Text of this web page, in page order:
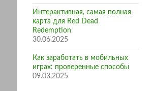
Интерактивная, самая полная
карта для Red Dead
Redemption
30.06.2025
Как заработать в мобильных
играх: проверенные способы
09.03.2025